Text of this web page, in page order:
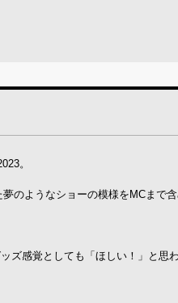
。
のようなショーの模様をMCまで
ズ感覚としても「ほしい！」と思